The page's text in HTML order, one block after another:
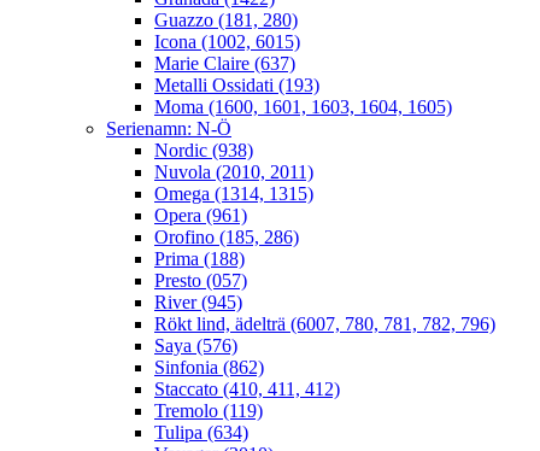
Guazzo (181, 280)
Icona (1002, 6015)
Marie Claire (637)
Metalli Ossidati (193)
Moma (1600, 1601, 1603, 1604, 1605)
Serienamn: N-Ö
Nordic (938)
Nuvola (2010, 2011)
Omega (1314, 1315)
Opera (961)
Orofino (185, 286)
Prima (188)
Presto (057)
River (945)
Rökt lind, ädelträ (6007, 780, 781, 782, 796)
Saya (576)
Sinfonia (862)
Staccato (410, 411, 412)
Tremolo (119)
Tulipa (634)